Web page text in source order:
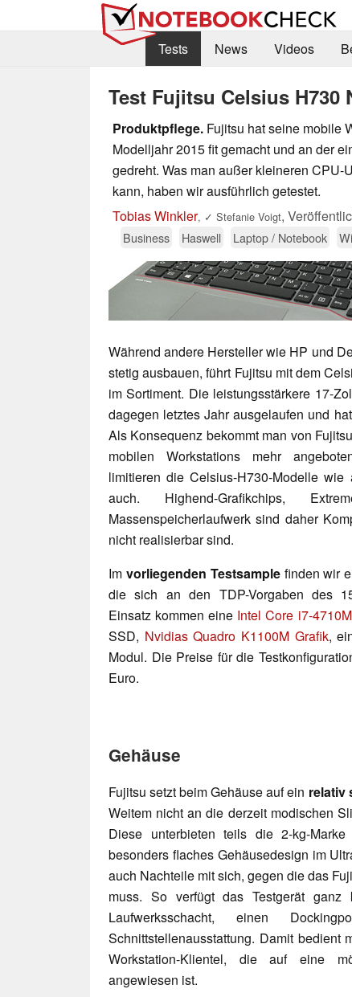
Tests
News Videos
Test Fujitsu Celsius H730
Produktpflege. Fujitsu hat seine mobile
Modelljahr 2015 fit gemacht und an der
gedreht. Was man außer kleineren CPU-
kann, haben wir ausführlich getestet.
Tobias Winkler, ✓ Stefanie Voigt,
Business Haswell Laptop / Notebook
Während andere Hersteller wie HP und
stetig ausbauen, führt Fujitsu mit dem
im Sortiment. Die leistungsstärkere 17-
dagegen letztes Jahr ausgelaufen und
Als Konsequenz bekommt man von
mobilen Workstations mehr
limitieren die Celsius-H730-Modelle wie
auch. Highend-Grafikchips,
Massenspeicherlaufwerk sind daher
nicht realisierbar sind.
Im vorliegenden Testsamplefinden wir
die sich an den TDP-Vorgaben des
Einsatz kommen eine Intel Core i7-
SSD, Nvidias Quadro K1100M Grafik,
Modul. Die Preise für die
Euro.
Gehäuse
Fujitsu setzt beim Gehäuse auf ein relativ
Weitem nicht an die derzeit modischen
Diese unterbieten teils die 2-kg-
besonders flaches Gehäusedesign im
auch Nachteile mit sich, gegen die das
muss. So verfügt das Testgerät ganz
Laufwerksschacht, einen
Schnittstellenausstattung. Damit bedient
Workstation-Klientel, die auf eine
angewiesen ist.